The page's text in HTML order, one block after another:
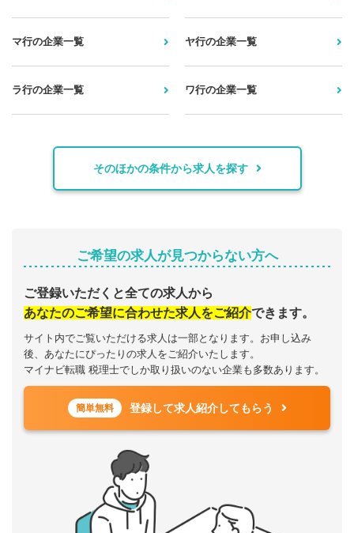
マ行の企業一覧 ヤ行の企業一覧
ラ行の企業一覧 ワ行の企業一覧
そのほかの条件から求人を探す
ご希望の求人が見つからない方へ
ご登録いただくと全ての求人から
あなたのご希望に合わせた求人をご紹介できます。
サイト内でご覧いただける求人は一部となります。お申し込み
後、あなたにぴったりの求人をご紹介いたします。
マイナビ転職 税理士でしか取り扱いのない企業も多数あります。
簡単無料 登録して求人紹介してもらう